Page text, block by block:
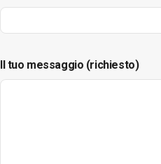
Il tuo messaggio (richiesto)